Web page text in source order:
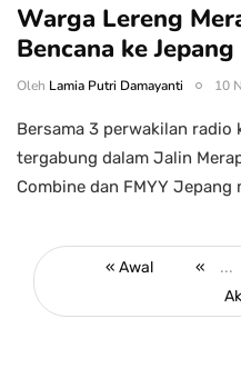
Warga Lereng
Bencana ke Jepang
Oleh Lamia Putri Damayanti 10
Bersama 3 perwakilan radio
tergabung dalam Jalin
Combine dan FMYY
« Awal « ...